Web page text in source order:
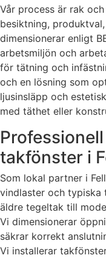
Vår process är rak
besiktning,
dimensionerar enligt
arbetsmiljön och
för tätning och
och en lösning som
ljusinsläpp och
med täthet eller
takfönster i
Som lokal partner i
vindlaster och typiska
äldre tegeltak till
Vi dimensionerar
säkrar korrekt
Vi installerar